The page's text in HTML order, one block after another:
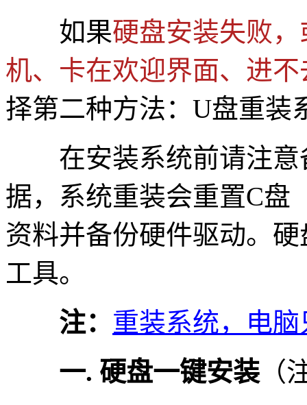
如果硬盘安装失败
机、卡在欢迎界面、进
择第二种方法：U盘重装
在安装系统前请注意
据，系统重装会重置C盘
资料并备份硬件驱动。
工具。
注： 重装系统，电
一. 硬盘一键安装 （